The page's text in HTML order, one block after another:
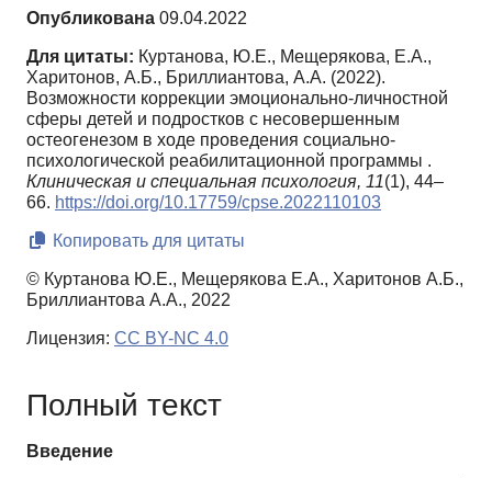
Опубликована 09.04.2022
Для цитаты: Куртанова, Ю.Е., Мещерякова, Е.А.,
Харитонов, А.Б., Бриллиантова, А.А. (2022).
Возможности коррекции эмоционально-личностной
сферы детей и подростков с несовершенным
остеогенезом в ходе проведения социально-
психологической реабилитационной программы .
Клиническая и специальная психология, 11(1), 44–
66. https://doi.org/10.17759/cpse.2022110103
Копировать для цитаты
© Куртанова Ю.Е., Мещерякова Е.А., Харитонов А.Б.,
Бриллиантова А.А., 2022
Лицензия: CC BY-NC 4.0
Полный текст
Введение